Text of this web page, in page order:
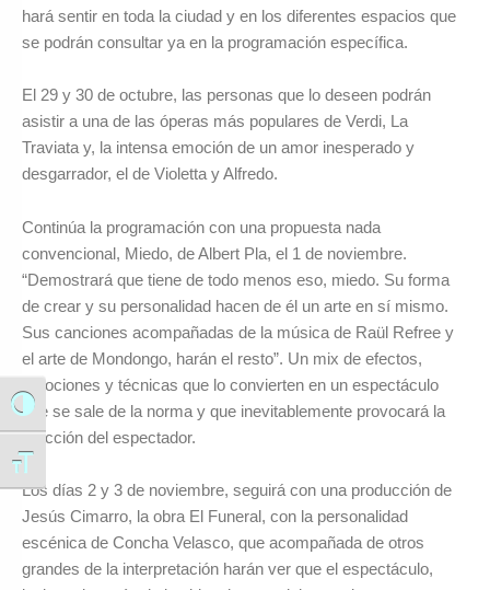
Alternar alto contraste
Alternar tamaño de letra
hará sentir en toda la ciudad y en los diferentes espacios que
se podrán consultar ya en la programación específica.
El 29 y 30 de octubre, las personas que lo deseen podrán
asistir a una de las óperas más populares de Verdi, La
Traviata y, la intensa emoción de un amor inesperado y
desgarrador, el de Violetta y Alfredo.
Continúa la programación con una propuesta nada
convencional, Miedo, de Albert Pla, el 1 de noviembre.
“Demostrará que tiene de todo menos eso, miedo. Su forma
de crear y su personalidad hacen de él un arte en sí mismo.
Sus canciones acompañadas de la música de Raül Refree y
el arte de Mondongo, harán el resto”. Un mix de efectos,
emociones y técnicas que lo convierten en un espectáculo
que se sale de la norma y que inevitablemente provocará la
reacción del espectador.
Los días 2 y 3 de noviembre, seguirá con una producción de
Jesús Cimarro, la obra El Funeral, con la personalidad
escénica de Concha Velasco, que acompañada de otros
grandes de la interpretación harán ver que el espectáculo,